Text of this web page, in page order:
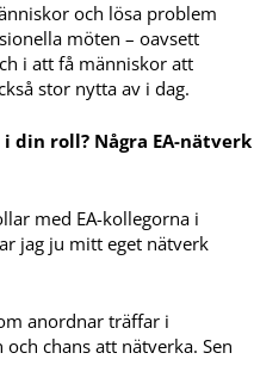
och lösa problem
möten – oavsett
i att få människor att
stor nytta av i dag.
roll? Några EA-nätverk
med EA-kollegorna i
jag ju mitt eget nätverk
anordnar träffar i
chans att nätverka. Sen